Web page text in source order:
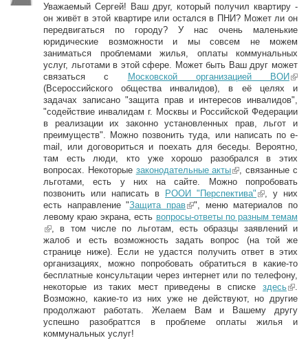
Уважаемый Сергей! Ваш друг, который получил квартиру -
он живёт в этой квартире или остался в ПНИ? Может ли он
передвигаться по городу? У нас очень маленькие
юридические возможности и мы совсем не можем
заниматься проблемами жилья, оплаты коммунальных
услуг, льготами в этой сфере. Может быть Ваш друг может
связаться с Московской организацией ВОИ(li
n
k
is
e
xt
er
n
al
)
(Всероссийского общества инвалидов), в её целях и
задачах записано "защита прав и интересов инвалидов",
"содействие инвалидам г. Москвы и Российской Федерации
в реализации их законно установленных прав, льгот и
преимуществ". Можно позвонить туда, или написать по e-
mail, или договориться и поехать для беседы. Вероятно,
там есть люди, кто уже хорошо разобрался в этих
вопросах. Некоторые законодательные акты(link is external)
, связанные с
льготами, есть у них на сайте. Можно попробовать
позвонить или написать в РООИ "Перспектива" (link is
external)
, у них
есть направление "Защита прав(link is external)
", меню материалов по
левому краю экрана, есть вопросы-ответы по разным темам
(link is external)
, в том числе по льготам, есть образцы заявлений и
жалоб и есть возможность задать вопрос (на той же
странице ниже). Если не удастся получить ответ в этих
организациях, можно попробовать обратиться в какие-то
бесплатные консультации через интернет или по телефону,
некоторые из таких мест приведены в списке здесь(li
nk
is
ex
Возможно, какие-то из них уже не действуют, но другие
продолжают работать. Желаем Вам и Вашему другу
успешно разобраттся в проблеме оплаты жилья и
коммунальных услуг!